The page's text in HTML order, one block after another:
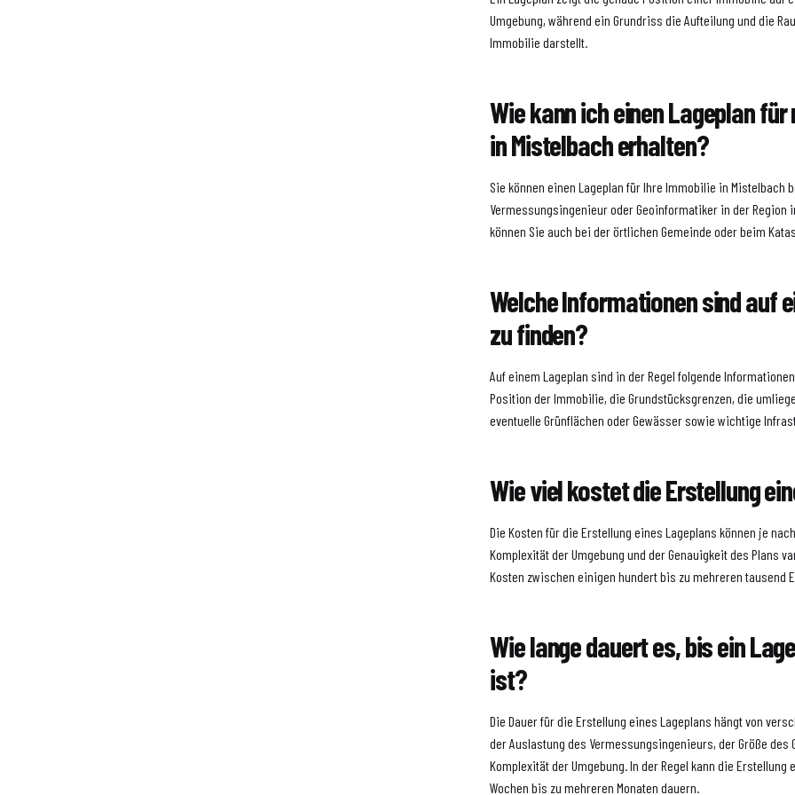
Umgebung, während ein Grundriss die Aufteilung und die
Immobilie darstellt.
Wie kann ich einen Lageplan für
in Mistelbach erhalten?
Sie können einen Lageplan für Ihre Immobilie in Mistelbach
Vermessungsingenieur oder Geoinformatiker in der Region
können Sie auch bei der örtlichen Gemeinde oder beim
Welche Informationen sind auf
zu finden?
Auf einem Lageplan sind in der Regel folgende Informationen
Position der Immobilie, die Grundstücksgrenzen, die
eventuelle Grünflächen oder Gewässer sowie wichtige
Wie viel kostet die Erstellung
Die Kosten für die Erstellung eines Lageplans können je nach
Komplexität der Umgebung und der Genauigkeit des Plans
Kosten zwischen einigen hundert bis zu mehreren tausend
Wie lange dauert es, bis ein
ist?
Die Dauer für die Erstellung eines Lageplans hängt von
der Auslastung des Vermessungsingenieurs, der Größe des
Komplexität der Umgebung. In der Regel kann die Erstellung
Wochen bis zu mehreren Monaten dauern.